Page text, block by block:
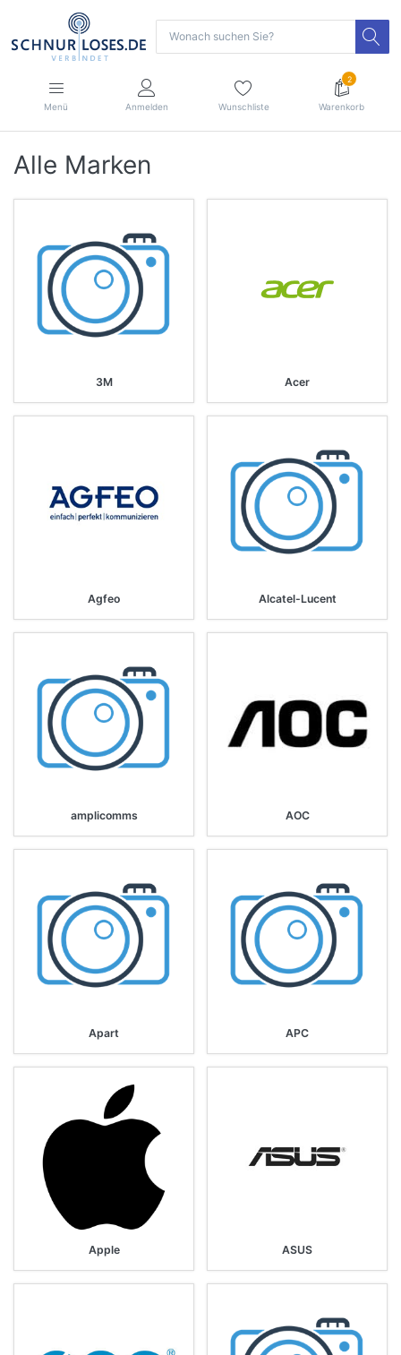
Menü Anmelden Wunschliste
2
Warenkorb
Alle Marken
3M Acer
Agfeo Alcatel-Lucent
amplicomms AOC
Apart APC
Apple ASUS